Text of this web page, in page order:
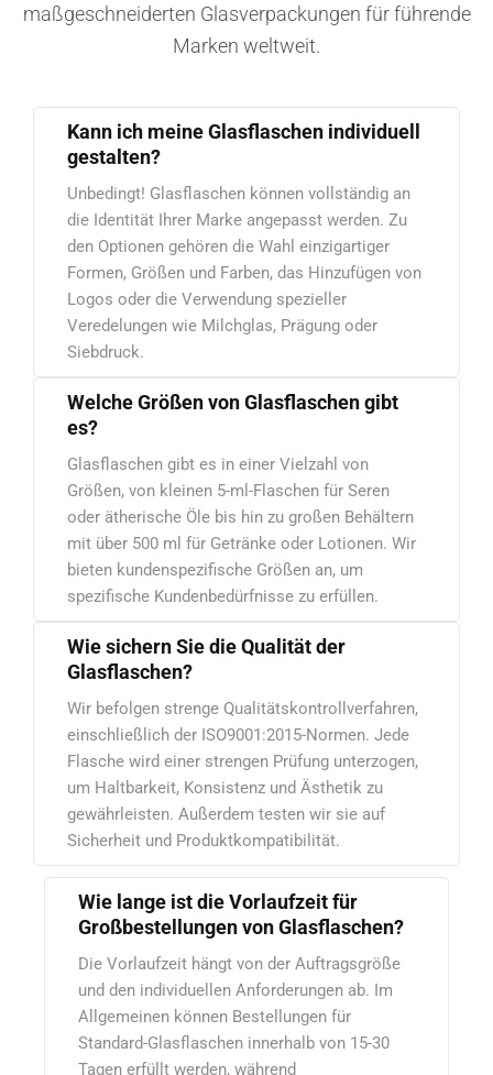
maßgeschneiderten Glasverpackungen für führende
Marken weltweit.
Kann ich meine Glasflaschen individuell
gestalten?
Unbedingt! Glasflaschen können vollständig an
die Identität Ihrer Marke angepasst werden. Zu
den Optionen gehören die Wahl einzigartiger
Formen, Größen und Farben, das Hinzufügen von
Logos oder die Verwendung spezieller
Veredelungen wie Milchglas, Prägung oder
Siebdruck.
Welche Größen von Glasflaschen gibt
es?
Glasflaschen gibt es in einer Vielzahl von
Größen, von kleinen 5-ml-Flaschen für Seren
oder ätherische Öle bis hin zu großen Behältern
mit über 500 ml für Getränke oder Lotionen. Wir
bieten kundenspezifische Größen an, um
spezifische Kundenbedürfnisse zu erfüllen.
Wie sichern Sie die Qualität der
Glasflaschen?
Wir befolgen strenge Qualitätskontrollverfahren,
einschließlich der ISO9001:2015-Normen. Jede
Flasche wird einer strengen Prüfung unterzogen,
um Haltbarkeit, Konsistenz und Ästhetik zu
gewährleisten. Außerdem testen wir sie auf
Sicherheit und Produktkompatibilität.
Wie lange ist die Vorlaufzeit für
Großbestellungen von Glasflaschen?
Die Vorlaufzeit hängt von der Auftragsgröße
und den individuellen Anforderungen ab. Im
Allgemeinen können Bestellungen für
Standard-Glasflaschen innerhalb von 15-30
Tagen erfüllt werden, während